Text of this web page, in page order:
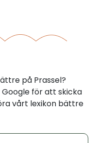
på Prassel?
Google för att skicka
vårt lexikon bättre